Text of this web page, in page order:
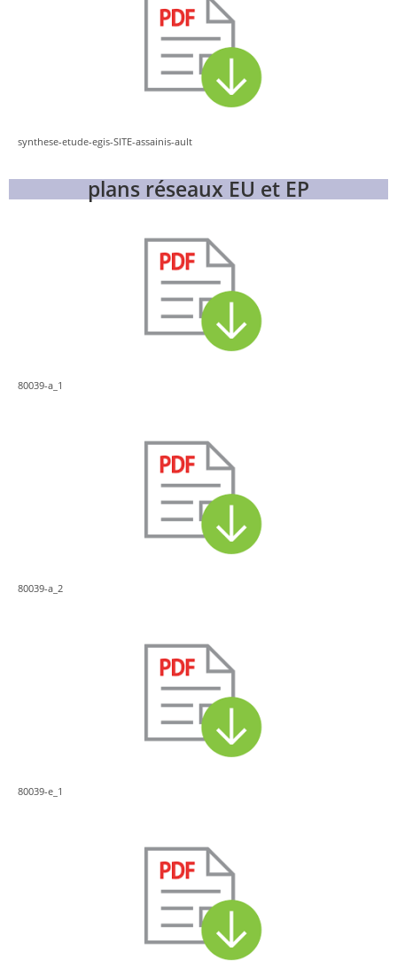
synthese-etude-egis-SITE-assainis-ault
plans réseaux EU et EP
80039-a_1
80039-a_2
80039-e_1